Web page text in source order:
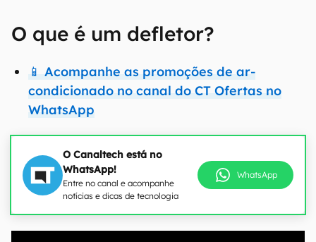
O que é um defletor?
📱 Acompanhe as promoções de ar-
condicionado no canal do CT Ofertas no
WhatsApp
O Canaltech está no
WhatsApp!
Entre no canal e acompanhe
notícias e dicas de tecnologia
WhatsApp